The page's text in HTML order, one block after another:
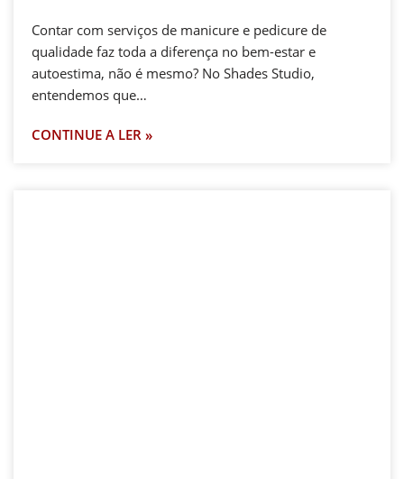
Contar com serviços de manicure e pedicure de
qualidade faz toda a diferença no bem-estar e
autoestima, não é mesmo? No Shades Studio,
entendemos que…
CONTINUE A LER »